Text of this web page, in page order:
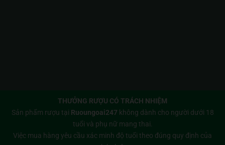
THƯỞNG RƯỢU CÓ TRÁCH NHIỆM
Sản phẩm rượu tại Ruoungoai247 không dành cho người dưới 18
tuổi và phụ nữ mang thai.
Việc mua hàng yêu cầu xác minh độ tuổi theo đúng quy định của